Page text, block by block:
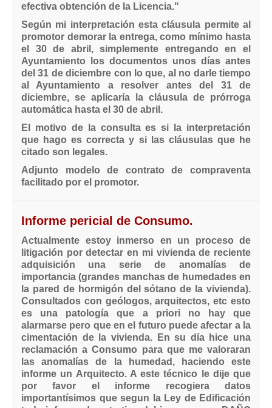
efectiva obtención de la Licencia."
Según mi interpretación esta cláusula permite al
promotor demorar la entrega, como mínimo hasta
el 30 de abril, simplemente entregando en el
Ayuntamiento los documentos unos días antes
del 31 de diciembre con lo que, al no darle tiempo
al Ayuntamiento a resolver antes del 31 de
diciembre, se aplicaría la cláusula de prórroga
automática hasta el 30 de abril.
El motivo de la consulta es si la interpretación
que hago es correcta y si las cláusulas que he
citado son legales.
Adjunto modelo de contrato de compraventa
facilitado por el promotor.
Informe pericial de Consumo.
Actualmente estoy inmerso en un proceso de
litigación por detectar en mi vivienda de reciente
adquisición una serie de anomalías de
importancia (grandes manchas de humedades en
la pared de hormigón del sótano de la vivienda).
Consultados con geólogos, arquitectos, etc esto
es una patología que a priori no hay que
alarmarse pero que en el futuro puede afectar a la
cimentación de la vivienda. En su día hice una
reclamación a Consumo para que me valoraran
las anomalías de la humedad, haciendo este
informe un Arquitecto. A este técnico le dije que
por favor el informe recogiera datos
importantísimos que segun la Ley de Edificación